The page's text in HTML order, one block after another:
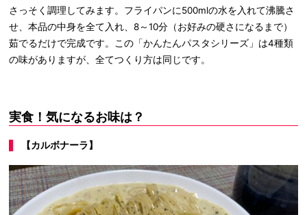
さっそく調理してみます。フライパンに500mlの水を入れて沸騰さ
せ、本品の中身を全て入れ、8～10分（お好みの硬さになるまで）
茹でるだけで完成です。この「かんたんパスタシリーズ」は4種類
の味がありますが、全てつくり方は同じです。
実食！気になるお味は？
【カルボナーラ】